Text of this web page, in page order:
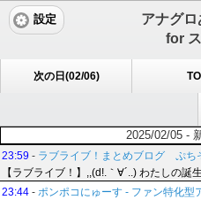
アナグ
for
設定
次の日(02/06)
2025/02/05 -
23:59 - ラブライブ！まとめブログ ぷち
【ラブライブ！】,,(d!.｀∀´..) わたしの誕
23:44 - ポンポコにゅーす - ファン特化型